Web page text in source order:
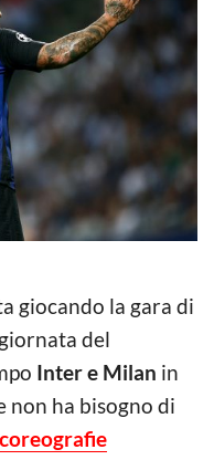
giocando la gara di
del
Inter e Milan in
non ha bisogno di